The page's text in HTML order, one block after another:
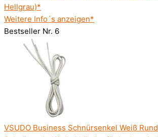
Hellgrau)*
Weitere Info´s anzeigen*
Bestseller Nr. 6
VSUDO Business Schnürsenkel Weiß